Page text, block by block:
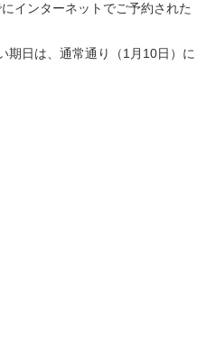
インターネットでご予約された
日は、通常通り（1月10日）に